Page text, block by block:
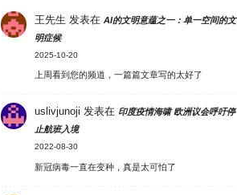
王先生 发表在 AI的文明意蕴之一：单一空间的文
明症候
2025-10-20
上周看到您的频道，一篇篇文章写的太好了
uslivjunoji 发表在 印度疫情海啸 欧洲议会呼吁停
止航班入境
2022-08-30
新冠病毒一直在变种，真是太可怕了